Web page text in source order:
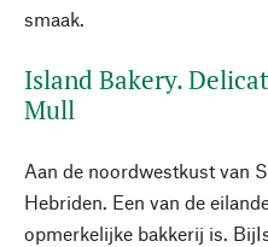
smaak.
Island Bakery.
Mull
Aan de noordwestkust van
Hebriden. Een van de
opmerkelijke bakkerij is.